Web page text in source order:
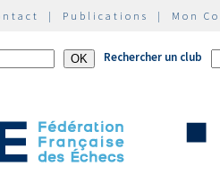
| Publications | Mon
Rechercher un club